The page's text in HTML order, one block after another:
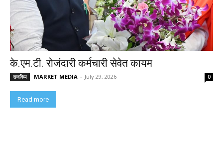
के.एम.टी. रोजंदारी कर्मचारी सेवेत कायम
राजकिय MARKET MEDIA - July 29, 2026 0
Read more